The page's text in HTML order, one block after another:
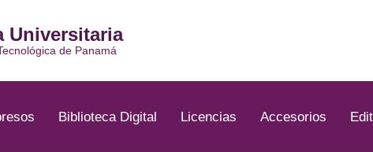
Universitaria
de Panamá
Biblioteca Digital Licencias Accesorios